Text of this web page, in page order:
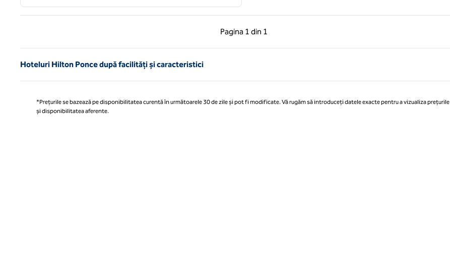
Pagina 1 din 1
Pagina anterioară, 1 din 1
Pagina 1 din 1
Hoteluri Hilton Ponce după facilități și caracteristici
*Prețurile se bazează pe disponibilitatea curentă în următoarele 30 de zile și pot fi modificate. Vă rugăm să introduceți datele exacte pentru a vizualiza prețurile
și disponibilitatea aferente.